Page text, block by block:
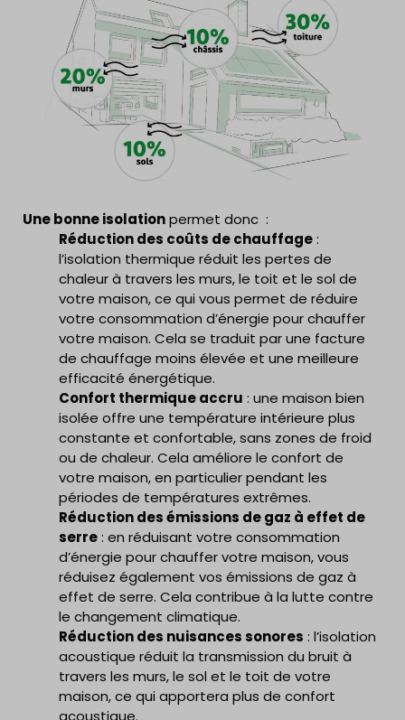
Une bonne isolationpermet donc :
Réduction des coûts de chauffage:
l’isolation thermique réduit les pertes de
chaleur à travers les murs, le toit et le sol de
votre maison, ce qui vous permet de réduire
votre consommation d’énergie pour chauffer
votre maison. Cela se traduit par une facture
de chauffage moins élevée et une meilleure
efficacité énergétique.
Confort thermique accru : une maison bien
isolée offre une température intérieure plus
constante et confortable, sans zones de froid
ou de chaleur. Cela améliore le confort de
votre maison, en particulier pendant les
périodes de températures extrêmes.
Réduction des émissions de gaz à effet de
serre: en réduisant votre consommation
d’énergie pour chauffer votre maison, vous
réduisez également vos émissions de gaz à
effet de serre. Cela contribue à la lutte contre
le changement climatique.
Réduction des nuisances sonores : l’isolation
acoustique réduit la transmission du bruit à
travers les murs, le sol et le toit de votre
maison, ce qui apportera plus de confort